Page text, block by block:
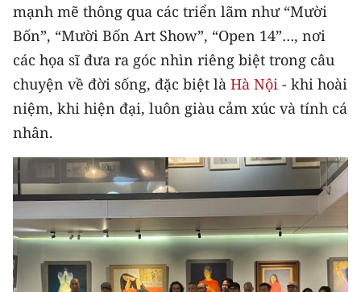
mạnh mẽ thông qua các triển lãm như “Mười
Bốn”, “Mười Bốn Art Show”, “Open 14”…, nơi
các họa sĩ đưa ra góc nhìn riêng biệt trong câu
chuyện về đời sống, đặc biệt là Hà Nội - khi hoài
niệm, khi hiện đại, luôn giàu cảm xúc và tính cá
nhân.